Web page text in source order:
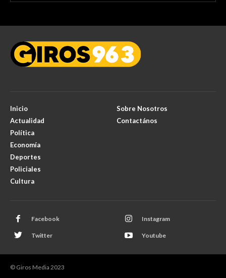
Inicio
Actualidad
Política
Economía
Deportes
Policiales
Cultura
Sobre Nosotros
Contactános
Facebook Instagram
Twitter Youtube
© Giros Media 2023